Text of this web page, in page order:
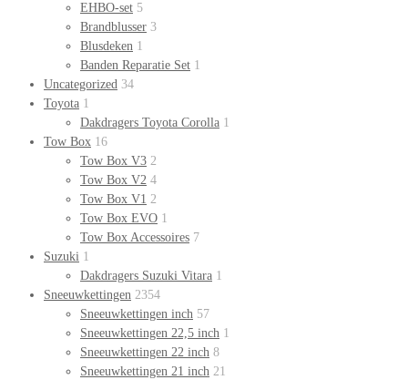
EHBO-set 5
Brandblusser 3
Blusdeken 1
Banden Reparatie Set 1
Uncategorized 34
Toyota 1
Dakdragers Toyota Corolla 1
Tow Box 16
Tow Box V3 2
Tow Box V2 4
Tow Box V1 2
Tow Box EVO 1
Tow Box Accessoires 7
Suzuki 1
Dakdragers Suzuki Vitara 1
Sneeuwkettingen 2354
Sneeuwkettingen inch 57
Sneeuwkettingen 22,5 inch 1
Sneeuwkettingen 22 inch 8
Sneeuwkettingen 21 inch 21